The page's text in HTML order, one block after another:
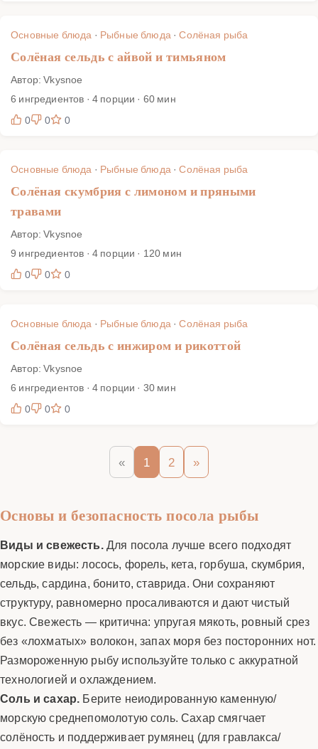
Основные блюда · Рыбные блюда·Солёная рыба
Солёная сельдь с айвой и тимьяном
Автор: Vkysnoe
6 ингредиентов · 4 порции · 60 мин
0
0 0
Основные блюда · Рыбные блюда·Солёная рыба
Солёная скумбрия с лимоном и пряными
травами
Автор: Vkysnoe
9 ингредиентов · 4 порции · 120 мин
0
0 0
Основные блюда · Рыбные блюда·Солёная рыба
Солёная сельдь с инжиром и рикоттой
Автор: Vkysnoe
6 ингредиентов · 4 порции · 30 мин
0
0 0
« 1 2 »
Основы и безопасность посола рыбы
Виды и свежесть.Для посола лучше всего подходят
морские виды: лосось, форель, кета, горбуша, скумбрия,
сельдь, сардина, бонито, ставрида. Они сохраняют
структуру, равномерно просаливаются и дают чистый
вкус. Свежесть — критична: упругая мякоть, ровный срез
без «лохматых» волокон, запах моря без посторонних нот.
Размороженную рыбу используйте только с аккуратной
технологией и охлаждением.
Соль и сахар. Берите неиодированную каменную/
морскую среднепомолотую соль. Сахар смягчает
солёность и поддерживает румянец (для гравлакса/